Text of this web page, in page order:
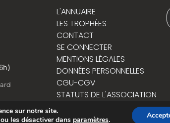
L'ANNUAIRE
LES TROPHÉES
CONTACT
SE CONNECTER
MENTIONS LÉGALES
DONNÉES PERSONNELLES
CGU-CGV
STATUTS DE L'ASSOCIATION
sur notre site.
les désactiver dans paramètres.